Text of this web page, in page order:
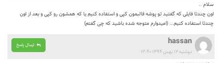
سلام ..
اون چندتا فایلی که گفتید تو پوشه قالبمون کپی و استفاده کنیم یا که همشون رو کپی و بعد از اون
چندتا استفاده کنیم... (امیدوارم متوجه شده باشید که چی گفتم)
ارسال پاسخ hassan
دوشنبه ۱۲ بهمن ۱۳۹۴ ۱۳:۴۰